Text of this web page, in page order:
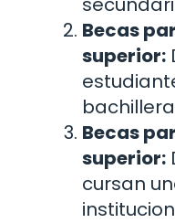
Becas
superior:
Becas
superior:
cursan